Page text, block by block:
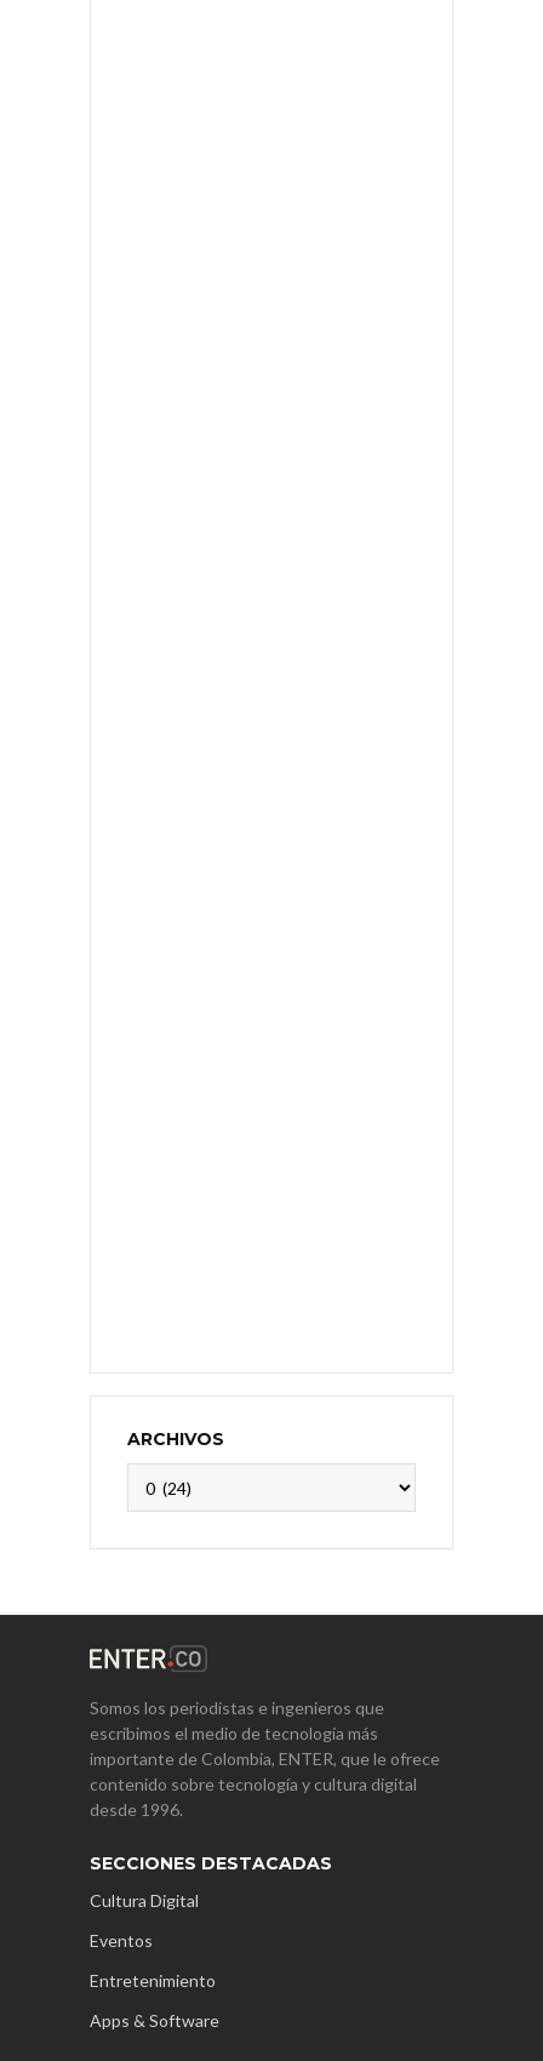
ARCHIVOS
Somos los periodistas e ingenieros que
escribimos el medio de tecnología más
importante de Colombia, ENTER, que le ofrece
contenido sobre tecnología y cultura digital
desde 1996.
SECCIONES DESTACADAS
Cultura Digital
Eventos
Entretenimiento
Apps & Software